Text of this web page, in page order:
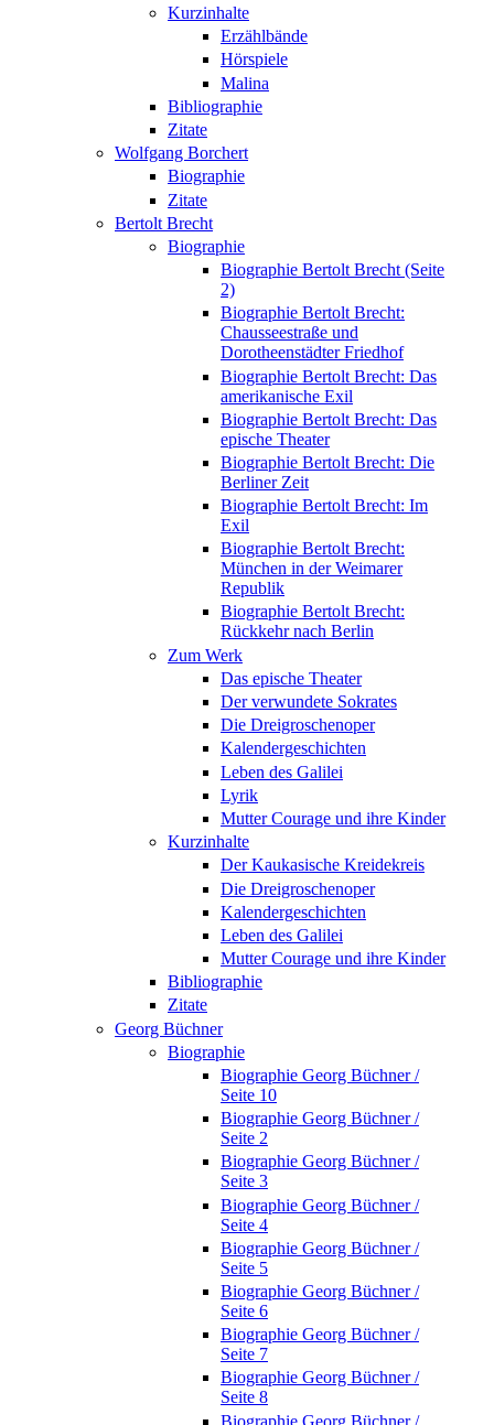
Kurzinhalte
Erzählbände
Hörspiele
Malina
Bibliographie
Zitate
Wolfgang Borchert
Biographie
Zitate
Bertolt Brecht
Biographie
Biographie Bertolt Brecht (Seite
2)
Biographie Bertolt Brecht:
Chausseestraße und
Dorotheenstädter Friedhof
Biographie Bertolt Brecht: Das
amerikanische Exil
Biographie Bertolt Brecht: Das
epische Theater
Biographie Bertolt Brecht: Die
Berliner Zeit
Biographie Bertolt Brecht: Im
Exil
Biographie Bertolt Brecht:
München in der Weimarer
Republik
Biographie Bertolt Brecht:
Rückkehr nach Berlin
Zum Werk
Das epische Theater
Der verwundete Sokrates
Die Dreigroschenoper
Kalendergeschichten
Leben des Galilei
Lyrik
Mutter Courage und ihre Kinder
Kurzinhalte
Der Kaukasische Kreidekreis
Die Dreigroschenoper
Kalendergeschichten
Leben des Galilei
Mutter Courage und ihre Kinder
Bibliographie
Zitate
Georg Büchner
Biographie
Biographie Georg Büchner /
Seite 10
Biographie Georg Büchner /
Seite 2
Biographie Georg Büchner /
Seite 3
Biographie Georg Büchner /
Seite 4
Biographie Georg Büchner /
Seite 5
Biographie Georg Büchner /
Seite 6
Biographie Georg Büchner /
Seite 7
Biographie Georg Büchner /
Seite 8
Biographie Georg Büchner /